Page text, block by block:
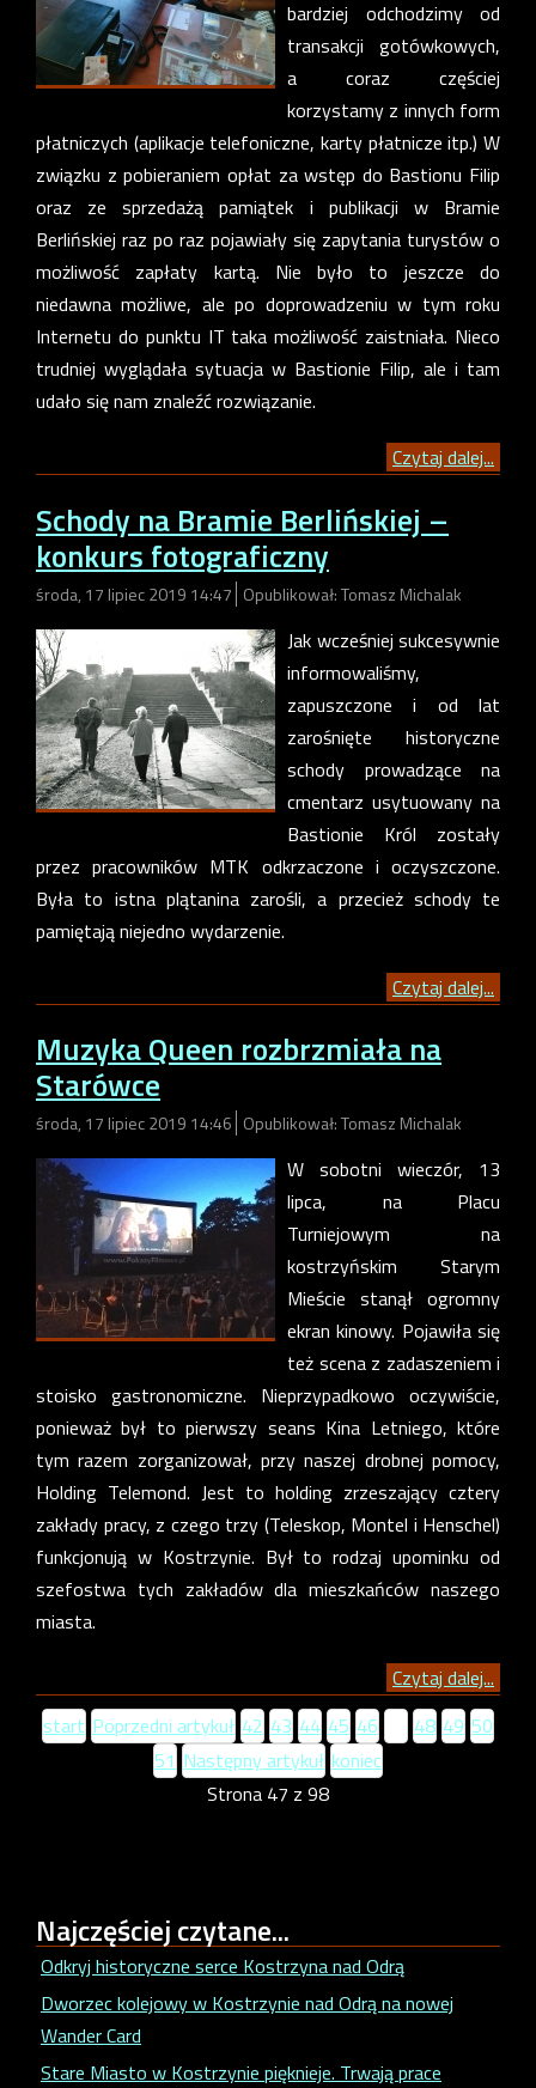
bardziej odchodzimy od
transakcji gotówkowych,
a coraz częściej
korzystamy z innych form
płatniczych (aplikacje telefoniczne, karty płatnicze itp.) W
związku z pobieraniem opłat za wstęp do Bastionu Filip
oraz ze sprzedażą pamiątek i publikacji w Bramie
Berlińskiej raz po raz pojawiały się zapytania turystów o
możliwość zapłaty kartą. Nie było to jeszcze do
niedawna możliwe, ale po doprowadzeniu w tym roku
Internetu do punktu IT taka możliwość zaistniała. Nieco
trudniej wyglądała sytuacja w Bastionie Filip, ale i tam
udało się nam znaleźć rozwiązanie.
Czytaj dalej...
Schody na Bramie Berlińskiej –
konkurs fotograficzny
środa, 17 lipiec 2019 14:47 Opublikował: Tomasz Michalak
Jak wcześniej sukcesywnie
informowaliśmy,
zapuszczone i od lat
zarośnięte historyczne
schody prowadzące na
cmentarz usytuowany na
Bastionie Król zostały
przez pracowników MTK odkrzaczone i oczyszczone.
Była to istna plątanina zarośli, a przecież schody te
pamiętają niejedno wydarzenie.
Czytaj dalej...
Muzyka Queen rozbrzmiała na
Starówce
środa, 17 lipiec 2019 14:46 Opublikował: Tomasz Michalak
W sobotni wieczór, 13
lipca, na Placu
Turniejowym na
kostrzyńskim Starym
Mieście stanął ogromny
ekran kinowy. Pojawiła się
też scena z zadaszeniem i
stoisko gastronomiczne. Nieprzypadkowo oczywiście,
ponieważ był to pierwszy seans Kina Letniego, które
tym razem zorganizował, przy naszej drobnej pomocy,
Holding Telemond. Jest to holding zrzeszający cztery
zakłady pracy, z czego trzy (Teleskop, Montel i Henschel)
funkcjonują w Kostrzynie. Był to rodzaj upominku od
szefostwa tych zakładów dla mieszkańców naszego
miasta.
Czytaj dalej...
start Poprzedni artykuł 42 43 44 45 46 48 49 50
51 Następny artykuł koniec
Strona 47 z 98
Najczęściejczytane...
Odkryj historyczne serce Kostrzyna nad Odrą
Dworzec kolejowy w Kostrzynie nad Odrą na nowej
Wander Card
Stare Miasto w Kostrzynie pięknieje. Trwają prace